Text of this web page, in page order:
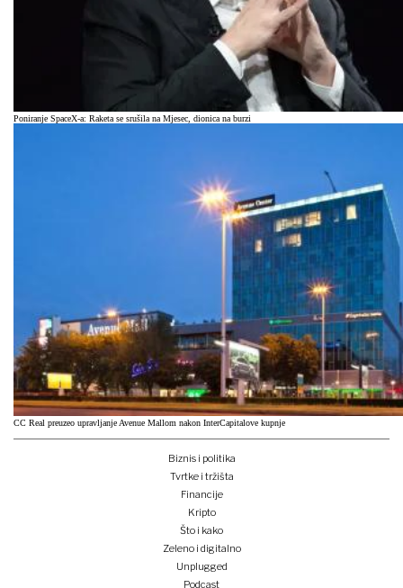
Poniranje SpaceX-a: Raketa se srušila na Mjesec, dionica na burzi
CC Real preuzeo upravljanje Avenue Mallom nakon InterCapitalove kupnje
Biznis i politika
Tvrtke i tržišta
Financije
Kripto
Što i kako
Zeleno i digitalno
Unplugged
Podcast